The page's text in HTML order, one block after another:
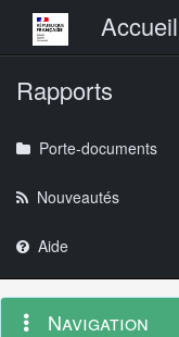
Menu principalAccueil
Rapports
Porte-documents
Nouveautés
Aide
Navigation
Menu
contextuel
Navigation